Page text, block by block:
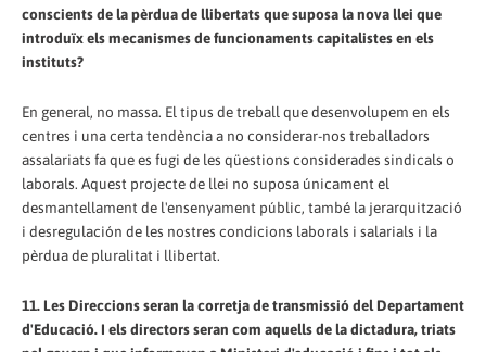
conscients de la pèrdua de llibertats que suposa la nova llei que
introduïx els mecanismes de funcionaments capitalistes en els
instituts?
En general, no massa. El tipus de treball que desenvolupem en els
centres i una certa tendència a no considerar-nos treballadors
assalariats fa que es fugi de les qüestions considerades sindicals o
laborals. Aquest projecte de llei no suposa únicament el
desmantellament de l'ensenyament públic, també la jerarquització
i desregulación de les nostres condicions laborals i salarials i la
pèrdua de pluralitat i llibertat.
11. Les Direccions seran la corretja de transmissió del Departament
d'Educació. I els directors seran com aquells de la dictadura, triats